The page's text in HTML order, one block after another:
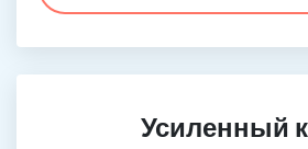
Усиленный